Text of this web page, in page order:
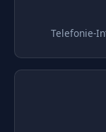
Telefonie-